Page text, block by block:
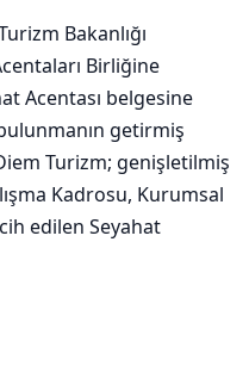
Bakanlığı
Birliğine
Acentası belgesine
getirmiş
Turizm; genişletilmiş
Kadrosu, Kurumsal
edilen Seyahat